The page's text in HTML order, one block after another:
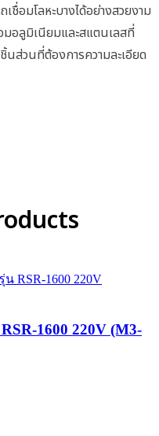
ชื่อมโลหะบางได้อย่างสวยงาม
มอลูมิเนียมและสแตนเลสที่
ส่วนที่ต้องการความละเอียด
1600 220V (M3-